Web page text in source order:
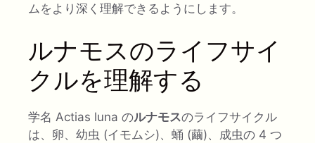
ムをより深く理解できるようにします。
ルナモスのライフサイ
クルを理解する
学名 Actias luna のルナモスのライフサイクル
は、卵、幼虫 (イモムシ)、蛹 (繭)、成虫の 4 つ